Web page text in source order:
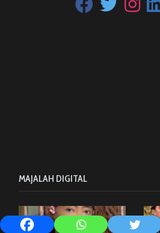
MAJALAH DIGITAL